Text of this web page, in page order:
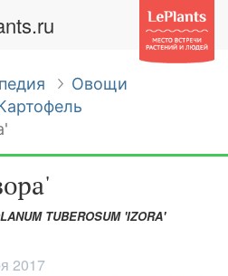
Овощи
TUBEROSUM 'IZORA'
2017